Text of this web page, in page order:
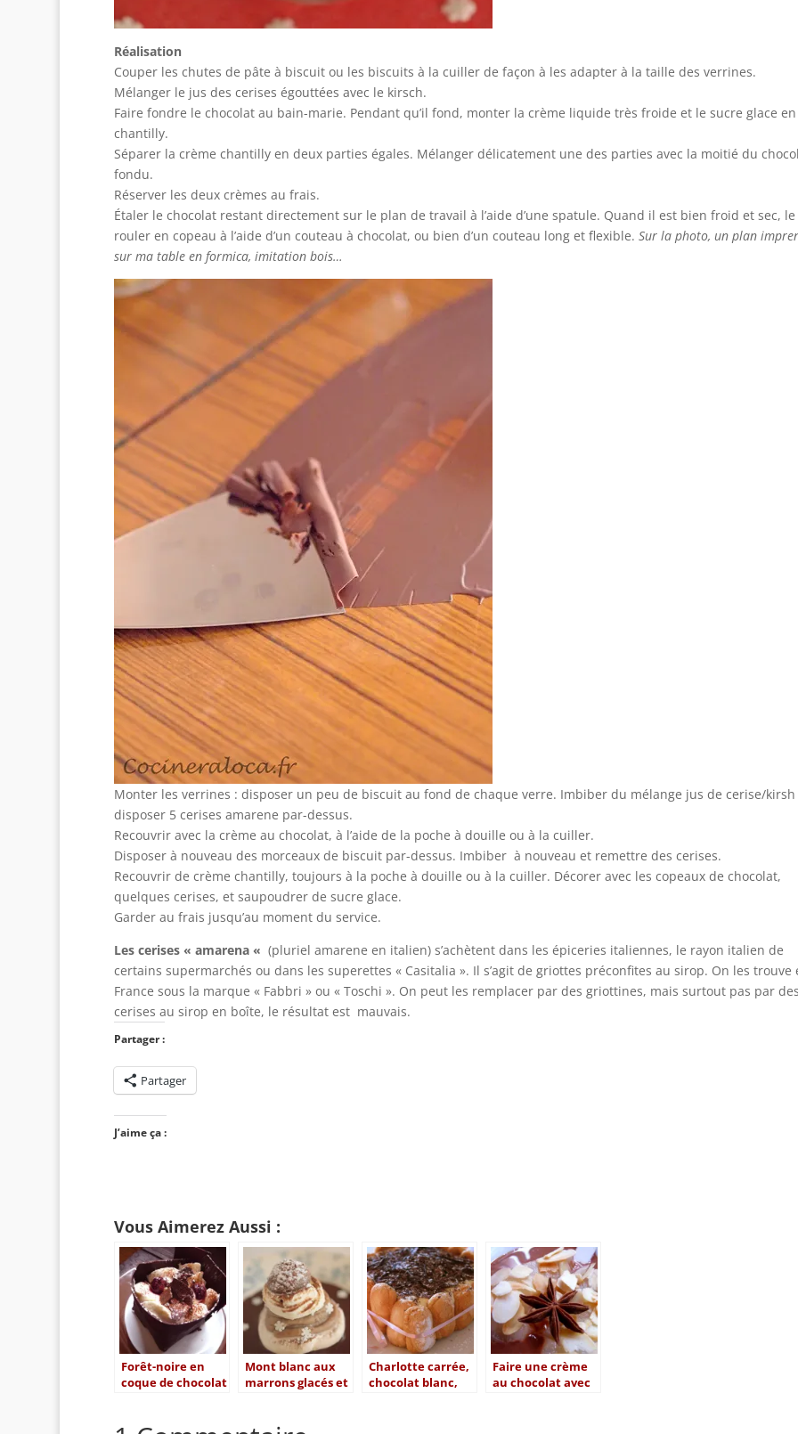
Réalisation
Couper les chutes de pâte à biscuit ou les biscuits à la cuiller de façon à les adapter à la taille des verrines.
Mélanger le jus des cerises égouttées avec le kirsch.
Faire fondre le chocolat au bain-marie. Pendant qu’il fond, monter la crème liquide très froide et le sucre glace en
chantilly.
Séparer la crème chantilly en deux parties égales. Mélanger délicatement une des parties avec la moitié du
fondu.
Réserver les deux crèmes au frais.
Étaler le chocolat restant directement sur le plan de travail à l’aide d’une spatule. Quand il est bien froid et sec, le
rouler en copeau à l’aide d’un couteau à chocolat, ou bien d’un couteau long et flexible. Sur la photo, un plan
sur ma table en formica, imitation bois…
Monter les verrines : disposer un peu de biscuit au fond de chaque verre. Imbiber du mélange jus de cerise/kirsh
disposer 5 cerises amarene par-dessus.
Recouvrir avec la crème au chocolat, à l’aide de la poche à douille ou à la cuiller.
Disposer à nouveau des morceaux de biscuit par-dessus. Imbiber à nouveau et remettre des cerises.
Recouvrir de crème chantilly, toujours à la poche à douille ou à la cuiller. Décorer avec les copeaux de chocolat,
quelques cerises, et saupoudrer de sucre glace.
Garder au frais jusqu’au moment du service.
Les cerises « amarena « (pluriel amarene en italien) s’achètent dans les épiceries italiennes, le rayon italien de
certains supermarchés ou dans les superettes « Casitalia ». Il s’agit de griottes préconfites au sirop. On les trouve
France sous la marque « Fabbri » ou « Toschi ». On peut les remplacer par des griottines, mais surtout pas par des
cerises au sirop en boîte, le résultat est mauvais.
Partager :
Partager
J’aime ça :
Vous Aimerez Aussi :
Forêt-noire en
coque de chocolat
Mont blanc aux
marrons glacés et
Charlotte carrée,
chocolat blanc,
Faire une crème
au chocolat avec